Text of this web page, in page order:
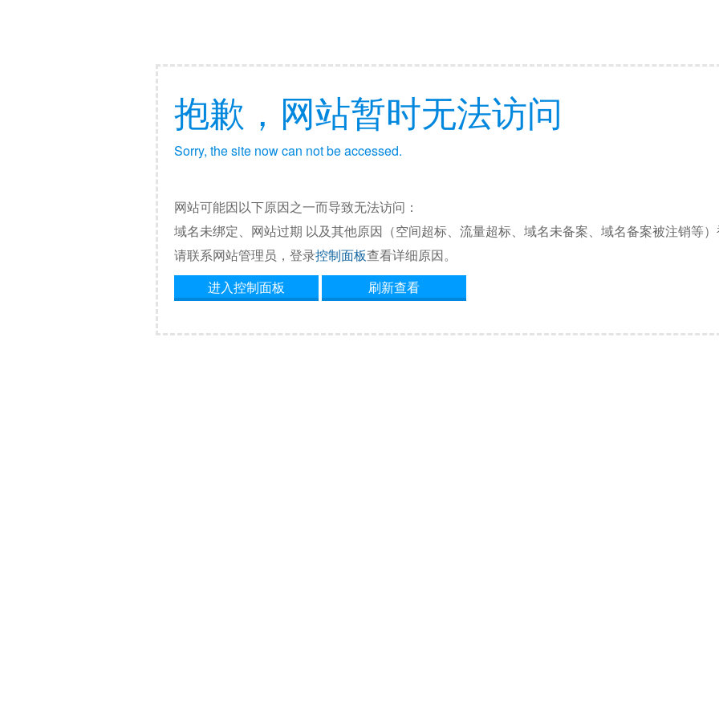
抱歉，网站暂时无法访问
Sorry, the site now can not be accessed.
网站可能因以下原因之一而导致无法访问：
域名未绑定、网站过期 以及其他原因（空间超标、流量超标、域名未备案、域名备案被注销等）
请联系网站管理员，登录控制面板查看详细原因。
进入控制面板
刷新查看